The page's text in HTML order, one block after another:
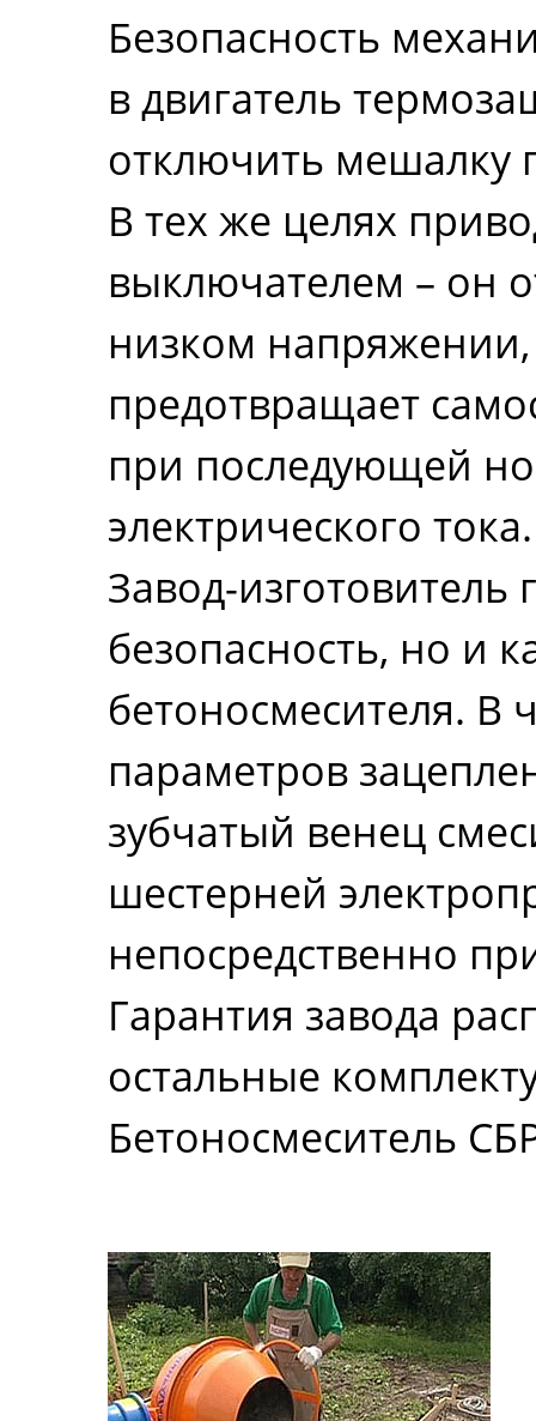
Безопасность
в двигатель
отключить мешалку
В тех же целях
выключателем – он
низком напряжении,
предотвращает
при последующей
электрического тока.
Завод-изготовитель
безопасность, но и
бетоносмесителя. В
параметров
зубчатый венец
шестерней
непосредственно
Гарантия завода
остальные
Бетоносмеситель